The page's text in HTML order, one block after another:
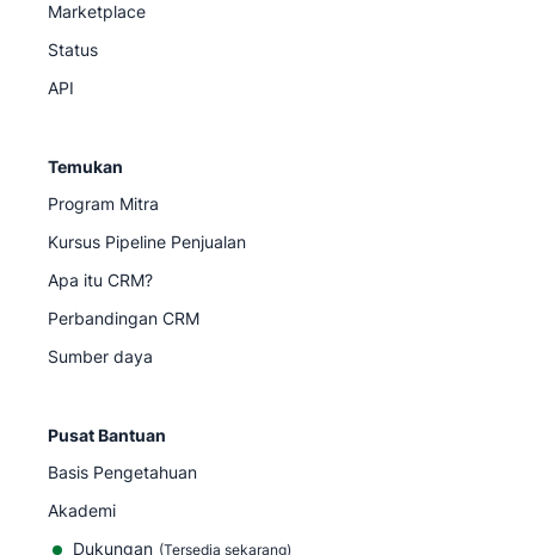
Marketplace
Status
API
Temukan
Program Mitra
Kursus Pipeline Penjualan
Apa itu CRM?
Perbandingan CRM
Sumber daya
Pusat Bantuan
Basis Pengetahuan
Akademi
Dukungan (Tersedia sekarang)